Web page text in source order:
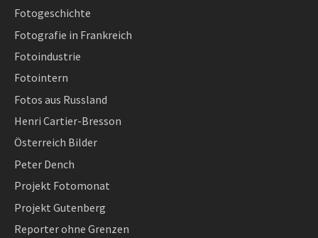
Fotogeschichte
Fotografie in Frankreich
Fotoindustrie
Fotointern
Fotos aus Russland
Henri Cartier-Bresson
Österreich Bilder
Peter Dench
Projekt Fotomonat
Projekt Gutenberg
Reporter ohne Grenzen